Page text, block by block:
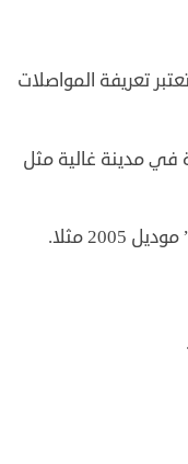
تعريفة المواصلات
الاقامة في مدينة غالية مثل